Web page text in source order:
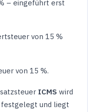
– eingeführt erst
von 15 %
von 15 %.
ICMS wird
festgelegt und liegt